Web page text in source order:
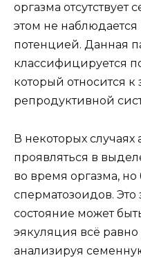
оргазма
этом не
потенцией. Данная
классифицируется
который относится
репродуктивной
В некоторых
проявляться в
во время оргазма, но
сперматозоидов. Это
состояние может
эякуляция всё
анализируя